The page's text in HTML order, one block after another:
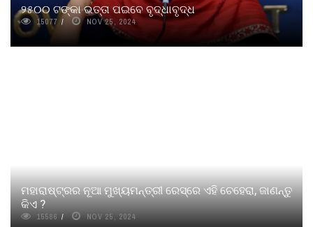
୨୫୦୦ ଟଙ୍କା ଭତ୍ତା ପଇବେ ବୃଦ୍ଧାବୃଦ୍ଧ
15077 NOV 25, 2024
ମହାରାଷ୍ଟ୍ରର ନୂଆ ମୁଖ୍ୟମନ୍ତ୍ରୀ ରେସ୍‌ରେ ଏହି ଚେହେରା, ଜାଣନ୍ତୁ
କିଏ ?
15586 NOV 25, 2024